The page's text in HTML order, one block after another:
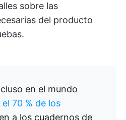
sobre las
del producto
en el mundo
el 70 % de los
a los cuadernos de